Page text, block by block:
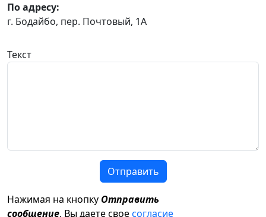
По адресу:
г. Бодайбо, пер. Почтовый, 1А
Текст
Отправить
Нажимая на кнопку Отправить
сообщение, Вы даете своесогласие